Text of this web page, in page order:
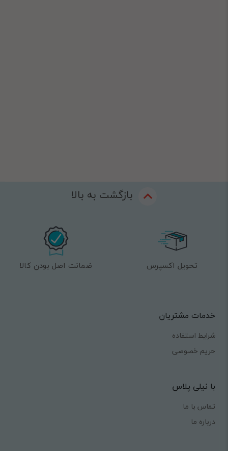
بازگشت به بالا
تحویل اکسپرس ضمانت اصل بودن کالا
خدمات مشتریان
شرایط استفاده
حریم خصوصی
با نیلی پلاس
تماس با ما
درباره ما